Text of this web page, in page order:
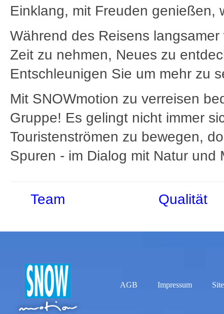
Einklang, mit Freuden genießen,
Während des Reisens
Zeit zu nehmen, Neues zu
Entschleunigen Sie um mehr zu
Mit SNOWmotion zu verreisen
Gruppe! Es gelingt nicht immer
Touristenströmen zu bewegen,
Spuren - im Dialog mit Natur und
Team Qualität
AGB Impressum